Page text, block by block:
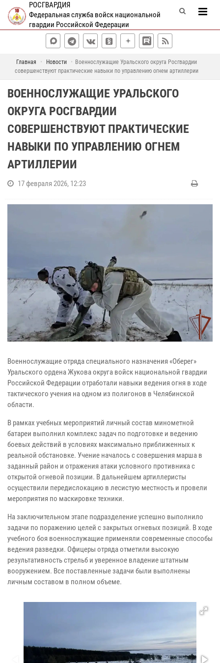
РОСГВАРДИЯ
Федеральная служба войск национальной
гвардии Российской Федерации
Главная Новости
Военнослужащие Уральского округа Росгвардии
совершенствуют практические навыки по управлению огнем артиллерии
ВОЕННОСЛУЖАЩИЕ УРАЛЬСКОГО
ОКРУГА РОСГВАРДИИ
СОВЕРШЕНСТВУЮТ ПРАКТИЧЕСКИЕ
НАВЫКИ ПО УПРАВЛЕНИЮ ОГНЕМ
АРТИЛЛЕРИИ
17 февраля 2026, 12:23
Военнослужащие отряда специального назначения «Оберег»
Уральского ордена Жукова округа войск национальной гвардии
Российской Федерации отработали навыки ведения огня в ходе
тактического учения на одном из полигонов в Челябинской
области.
В рамках учебных мероприятий личный состав минометной
батареи выполнил комплекс задач по подготовке и ведению
боевых действий в условиях максимально приближенных к
реальной обстановке. Учение началось с совершения марша в
заданный район и отражения атаки условного противника с
открытой огневой позиции. В дальнейшем артиллеристы
осуществили передислокацию в лесистую местность и провели
мероприятия по маскировке техники.
На заключительном этапе подразделение успешно выполнило
задачи по поражению целей с закрытых огневых позиций. В ходе
учебного боя военнослужащие применяли современные способы
ведения разведки. Офицеры отряда отметили высокую
результативность стрельб и уверенное владение штатным
вооружением. Все поставленные задачи были выполнены
личным составом в полном объеме.